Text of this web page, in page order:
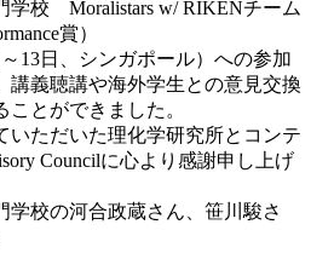
学校 Moralistars w/ RIKENチーム
賞）
13日、シンガポール）への参加
講義聴講や海外学生との意見交換
とができました。
いただいた理化学研究所とコンテ
Councilに心より感謝申し上げ
学校の河合政蔵さん、笹川駿さ